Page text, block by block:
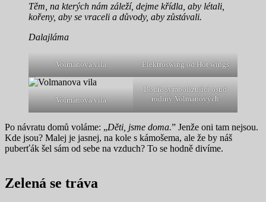
Těm, na kterých nám záleží, dejme křídla, aby létali,
kořeny, aby se vraceli a důvody, aby zůstávali.
Dalajláma
Volmanova vila Elektroswing od Hot wings
Volmanova vila
Bouře symbolizující osud
rodiny Volmanových
Po návratu domů voláme: „Děti, jsme doma.” Jenže oni tam nejsou.
Kde jsou? Malej je jasnej, na kole s kámošema, ale že by náš
puberťák šel sám od sebe na vzduch? To se hodně divíme.
Zelená se tráva